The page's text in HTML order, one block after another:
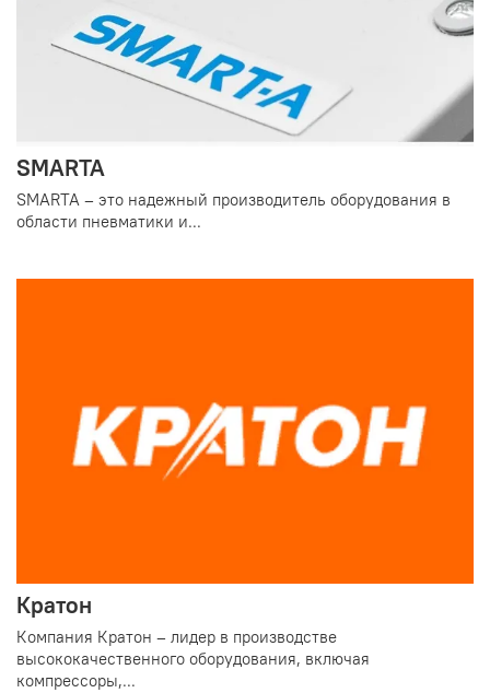
SMARTA
SMARTA – это надежный производитель оборудования в
области пневматики и...
Кратон
Компания Кратон – лидер в производстве
высококачественного оборудования, включая
компрессоры,...